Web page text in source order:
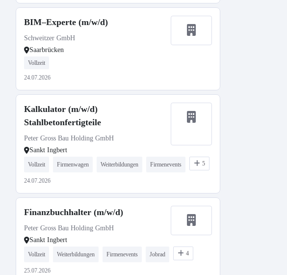
BIM–Experte (m/w/d)
Schweitzer GmbH
Saarbrücken
Vollzeit
24.07.2026
Kalkulator (m/w/d)
Stahlbetonfertigteile
Peter Gross Bau Holding GmbH
Sankt Ingbert
Vollzeit Firmenwagen Weiterbildungen Firmenevents 5
24.07.2026
Finanzbuchhalter (m/w/d)
Peter Gross Bau Holding GmbH
Sankt Ingbert
Vollzeit Weiterbildungen Firmenevents Jobrad 4
25.07.2026